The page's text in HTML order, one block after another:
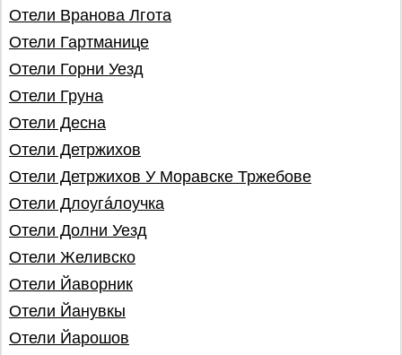
Отели Вранова Лгота
Отели Гартманице
Отели Горни Уезд
Отели Грунa
Отели Десна
Отели Детржихов
Отели Детржихов У Моравске Тржебове
Отели Длоугáлоучка
Отели Долни Уезд
Отели Желивско
Отели Йаворник
Отели Йанувкы
Отели Йарошов